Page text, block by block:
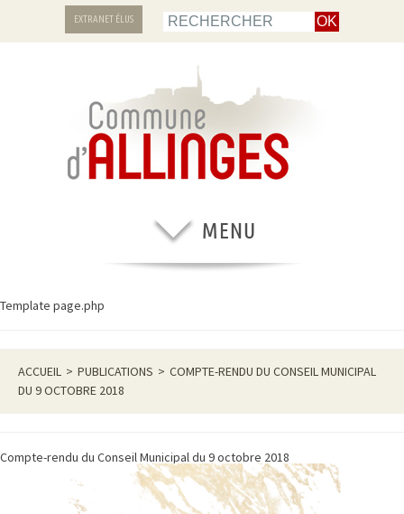
EXTRANET ÉLUS
Template page.php
ACCUEIL > PUBLICATIONS > COMPTE-RENDU DU CONSEIL MUNICIPAL
DU 9 OCTOBRE 2018
Compte-rendu du Conseil Municipal du 9 octobre 2018